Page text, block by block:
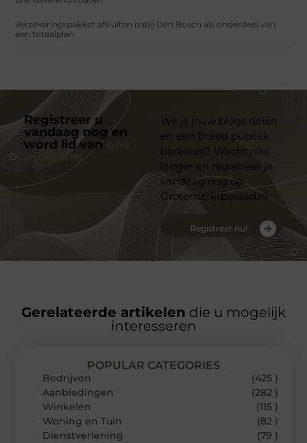
Verzekeringspakket afsluiten nabij Den Bosch als onderdeel van
een totaalplan
Registreer u
vandaag nog en
word lid van
platform
Wil jij jouw blogs delen
en een breed publiek
bereiken? Wacht niet
langer en registreer je
vandaag nog op
Grotemarktberaad.nl
Registreer nu!
Gerelateerde artikelen die u mogelijk
interesseren
POPULAR CATEGORIES
Bedrijven
(425 )
Aanbiedingen
(282 )
Winkelen
(115 )
Woning en Tuin
(82 )
Dienstverlening
(79 )